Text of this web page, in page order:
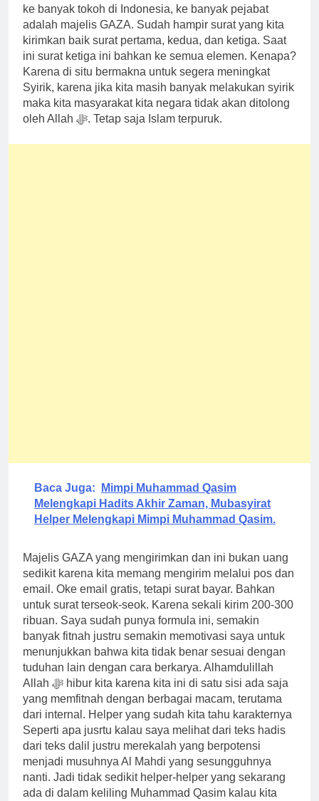
ke banyak tokoh di Indonesia, ke banyak pejabat
adalah majelis GAZA. Sudah hampir surat yang kita
kirimkan baik surat pertama, kedua, dan ketiga. Saat
ini surat ketiga ini bahkan ke semua elemen. Kenapa?
Karena di situ bermakna untuk segera meningkat
Syirik, karena jika kita masih banyak melakukan syirik
maka kita masyarakat kita negara tidak akan ditolong
oleh Allah ﷻ. Tetap saja Islam terpuruk.
Baca Juga:
Mimpi Muhammad Qasim
Melengkapi Hadits Akhir Zaman, Mubasyirat
Helper Melengkapi Mimpi Muhammad Qasim.
Majelis GAZA yang mengirimkan dan ini bukan uang
sedikit karena kita memang mengirim melalui pos dan
email. Oke email gratis, tetapi surat bayar. Bahkan
untuk surat terseok-seok. Karena sekali kirim 200-300
ribuan. Saya sudah punya formula ini, semakin
banyak fitnah justru semakin memotivasi saya untuk
menunjukkan bahwa kita tidak benar sesuai dengan
tuduhan lain dengan cara berkarya. Alhamdulillah
Allah ﷻ hibur kita karena kita ini di satu sisi ada saja
yang memfitnah dengan berbagai macam, terutama
dari internal. Helper yang sudah kita tahu karakternya
Seperti apa jusrtu kalau saya melihat dari teks hadis
dari teks dalil justru merekalah yang berpotensi
menjadi musuhnya Al Mahdi yang sesungguhnya
nanti. Jadi tidak sedikit helper-helper yang sekarang
ada di dalam keliling Muhammad Qasim kalau kita